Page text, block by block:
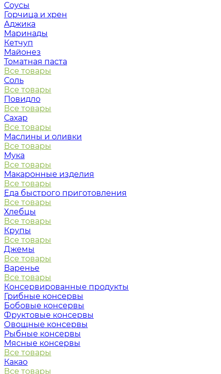
Соусы
Горчица и хрен
Аджика
Маринады
Кетчуп
Майонез
Томатная паста
Все товары
Соль
Все товары
Повидло
Все товары
Сахар
Все товары
Маслины и оливки
Все товары
Мука
Все товары
Макаронные изделия
Все товары
Еда быстрого приготовления
Все товары
Хлебцы
Все товары
Крупы
Все товары
Джемы
Все товары
Варенье
Все товары
Консервированные продукты
Грибные консервы
Бобовые консервы
Фруктовые консервы
Овощные консервы
Рыбные консервы
Мясные консервы
Все товары
Какао
Все товары